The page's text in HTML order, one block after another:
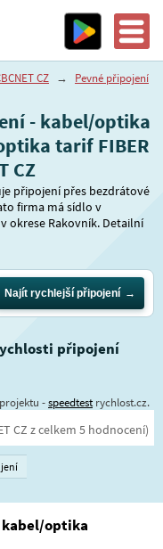
CZ →
Pevné připojení
- kabel/optika
tarif FIBER
CZ
připojení přes bezdrátové
firma má sídlo v
okrese Rakovník. Detailní
Najít rychlejší připojení
připojení
-speedtestrychlost.cz.
CZ z celkem 5 hodnocení)
optika